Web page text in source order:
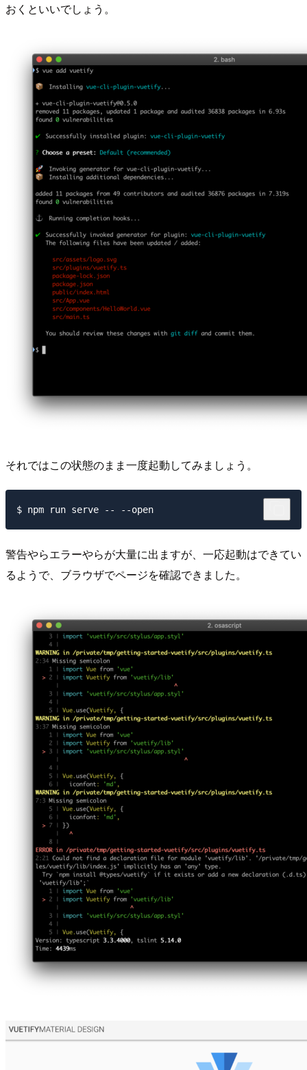
おくといいでしょう。
それではこの状態のまま一度起動してみましょう。
警告やらエラーやらが大量に出ますが、一応起動はできてい
るようで、ブラウザでページを確認できました。